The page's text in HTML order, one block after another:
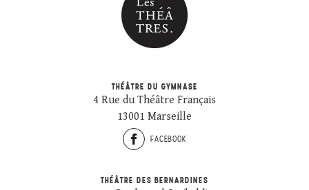
THÉÂTRE DU GYMNASE
4 Rue du Théâtre Français
13001 Marseille
FACEBOOK
THÉÂTRE DES BERNARDINES